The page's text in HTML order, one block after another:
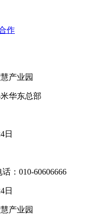
作
产业园
华东总部
日
：010-60606666
日
产业园